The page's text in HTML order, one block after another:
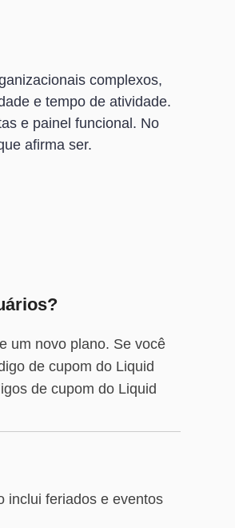
complexos,
e tempo de atividade.
e painel funcional. No
afirma ser.
um novo plano. Se você
de cupom do Liquid
de cupom do Liquid
inclui feriados e eventos